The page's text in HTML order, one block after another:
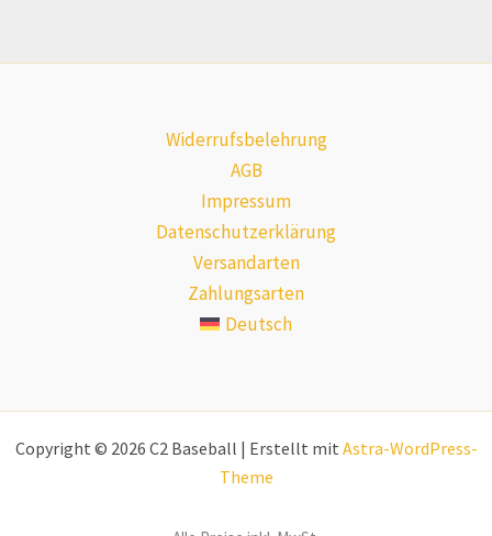
Widerrufsbelehrung
AGB
Impressum
Datenschutzerklärung
Versandarten
Zahlungsarten
Deutsch
Copyright © 2026 C2 Baseball | Erstellt mit Astra-WordPress-
Theme